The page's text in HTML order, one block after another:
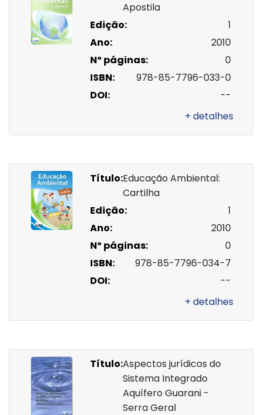
Apostila
Edição:
1
Ano:
2010
Nº páginas:
0
ISBN:
978-85-7796-033-0
DOI:
--
+ detalhes
Título:Educação Ambiental:
Cartilha
Edição:
1
Ano:
2010
Nº páginas:
0
ISBN:
978-85-7796-034-7
DOI:
--
+ detalhes
Título:Aspectos jurídicos do
Sistema Integrado
Aquífero Guarani -
Serra Geral